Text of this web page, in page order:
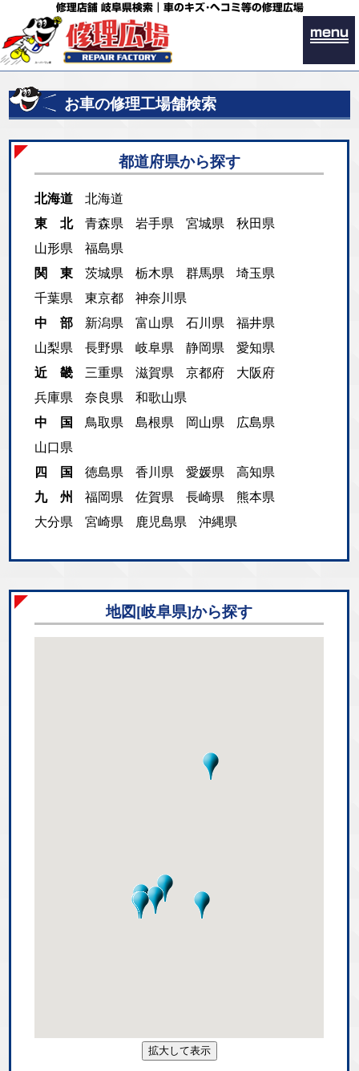
修理店舗 岐阜県検索｜車のキズ･ヘコミ等の修理広場
menu
お車の修理工場舗検索
都道府県から探す
北海道
北海道
東 北
青森県 岩手県 宮城県
秋田県
山形県
福島県
関 東
茨城県 栃木県 群馬県
埼玉県
千葉県
東京都
神奈川県
中 部
新潟県 富山県 石川県
福井県
山梨県
長野県 岐阜県 静岡県
愛知県
近 畿
三重県 滋賀県 京都府
大阪府
兵庫県
奈良県
和歌山県
中 国
鳥取県 島根県 岡山県
広島県
山口県
四 国
徳島県 香川県 愛媛県
高知県
九 州
福岡県 佐賀県 長崎県
熊本県
大分県
宮崎県 鹿児島県 沖縄県
地図[岐阜県]から探す
拡大して表示